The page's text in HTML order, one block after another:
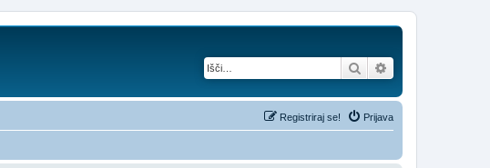
Iskanje
Prijava
Registriraj se!